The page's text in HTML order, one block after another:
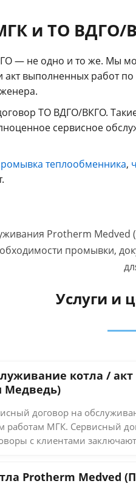
и ТО ВДГО/
— не одно и то же. Мы
выполненных работ
ТО ВДГО/ВКГО.
сервисное
теплообменника,
Protherm Medved
промывки,
Услуги и
котла /
Медведь)
договор на
МГК. Сервисный
с клиентами
Protherm Medved